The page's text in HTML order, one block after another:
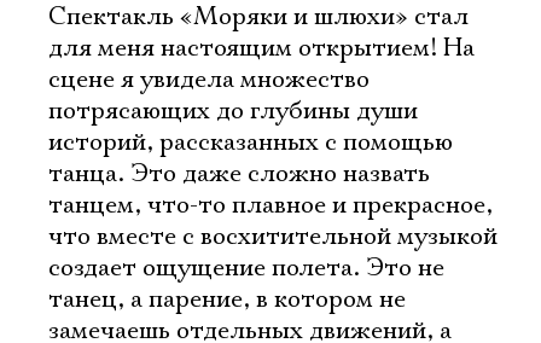
Спектакль «Моряки и шлюхи» стал
для меня настоящим открытием! На
сцене я увидела множество
потрясающих до глубины души
историй, рассказанных с помощью
танца. Это даже сложно назвать
танцем, что-то плавное и прекрасное,
что вместе с восхитительной музыкой
создает ощущение полета. Это не
танец, а парение, в котором не
замечаешь отдельных движений, а